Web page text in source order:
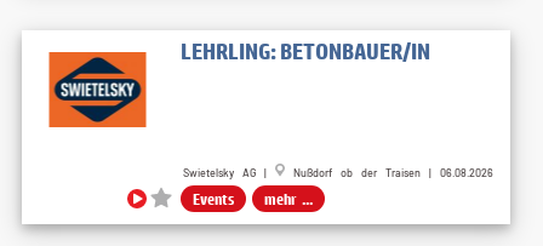
LEHRLING: BETONBAUER/IN
Swietelsky AG | Nußdorf ob der Traisen | 06.08.2026
Events mehr ...